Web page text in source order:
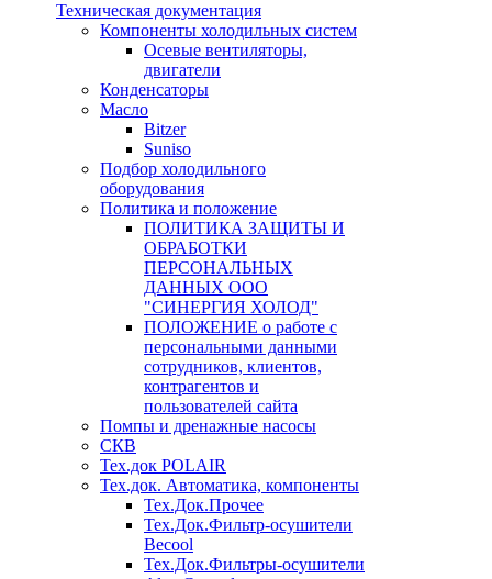
Техническая документация
Компоненты холодильных систем
Осевые вентиляторы,
двигатели
Конденсаторы
Масло
Bitzer
Suniso
Подбор холодильного
оборудования
Политика и положение
ПОЛИТИКА ЗАЩИТЫ И
ОБРАБОТКИ
ПЕРСОНАЛЬНЫХ
ДАННЫХ ООО
"СИНЕРГИЯ ХОЛОД"
ПОЛОЖЕНИЕ о работе с
персональными данными
сотрудников, клиентов,
контрагентов и
пользователей сайта
Помпы и дренажные насосы
СКВ
Тех.док POLAIR
Тех.док. Автоматика, компоненты
Тех.Док.Прочее
Тех.Док.Фильтр-осушители
Becool
Тех.Док.Фильтры-осушители